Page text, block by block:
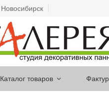
Новосибирск
Каталог товаров